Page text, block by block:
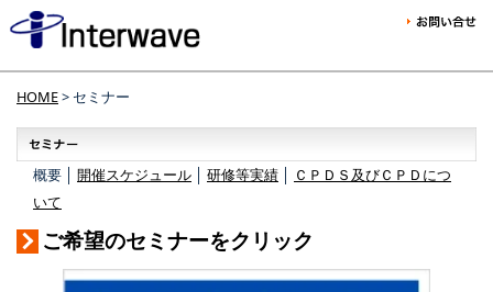
HOME> セミナー
概要 │ 開催スケジュール 研修等実績
ＣＰＤＳ及びＣＰＤにつ
いて
ご希望のセミナーをクリック